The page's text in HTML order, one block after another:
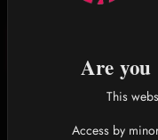
究極のシミュレーショ
Shedoll シリーズ：多
Are you
This
Access by